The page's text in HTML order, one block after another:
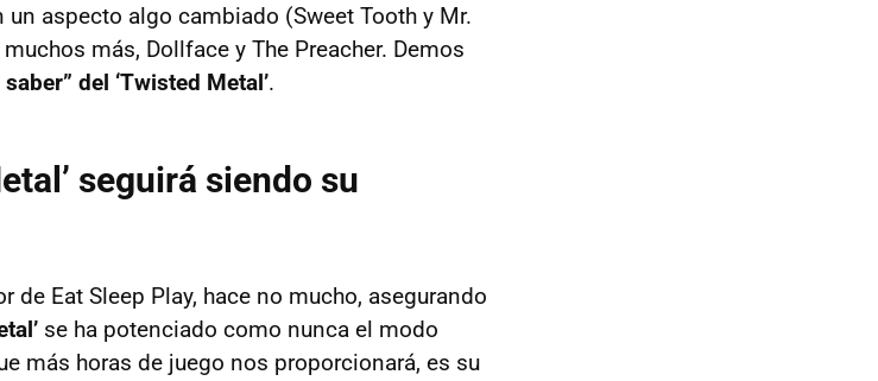
aspecto algo cambiado (Sweet Tooth y Mr.
más, Dollface y The Preacher. Demos
del ‘Twisted Metal’.
seguirá siendo su
Eat Sleep Play, hace no mucho, asegurando
se ha potenciado como nunca el modo
más horas de juego nos proporcionará, es su